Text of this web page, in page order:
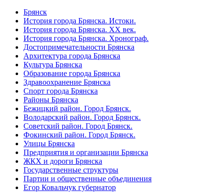
Брянск
История города Брянска. Истоки.
История города Брянска. XX век.
История города Брянска. Хронограф.
Достопримечательности Брянска
Архитектура города Брянска
Культура Брянска
Образование города Брянска
Здравоохранение Брянска
Спорт города Брянска
Районы Брянска
Бежицкий район. Город Брянск.
Володарский район. Город Брянск.
Советский район. Город Брянск.
Фокинский район. Город Брянск.
Улицы Брянска
Предприятия и организации Брянска
ЖКХ и дороги Брянска
Государственные структуры
Партии и общественные объединения
Егор Ковальчук губернатор